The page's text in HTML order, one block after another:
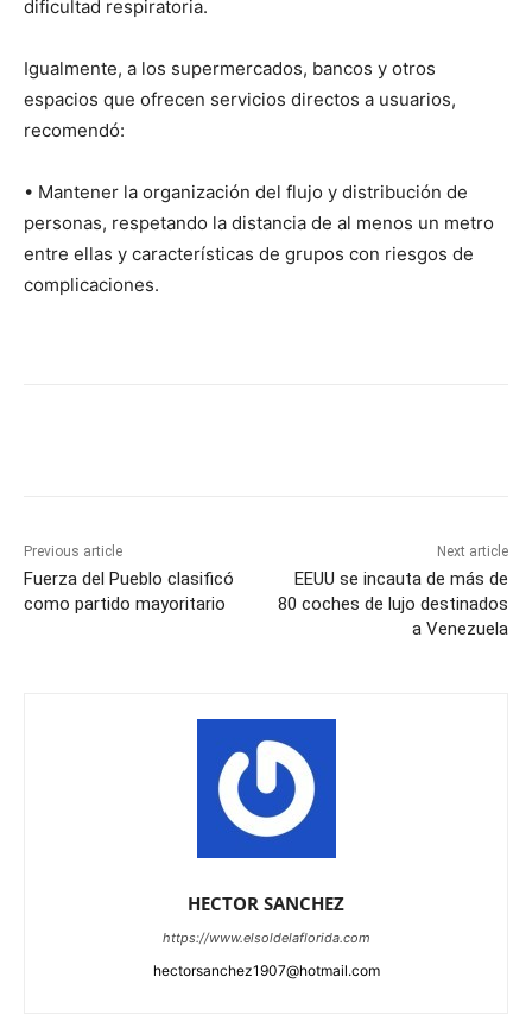
dificultad respiratoria.
Igualmente, a los supermercados, bancos y otros
espacios que ofrecen servicios directos a usuarios,
recomendó:
• Mantener la organización del flujo y distribución de
personas, respetando la distancia de al menos un metro
entre ellas y características de grupos con riesgos de
complicaciones.
Previous article
Fuerza del Pueblo clasificó
como partido mayoritario
Next article
EEUU se incauta de más de
80 coches de lujo destinados
a Venezuela
HECTOR SANCHEZ
https://www.elsoldelaflorida.com
hectorsanchez1907@hotmail.com